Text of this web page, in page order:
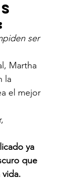
ser
Martha
la
el mejor
ya
que